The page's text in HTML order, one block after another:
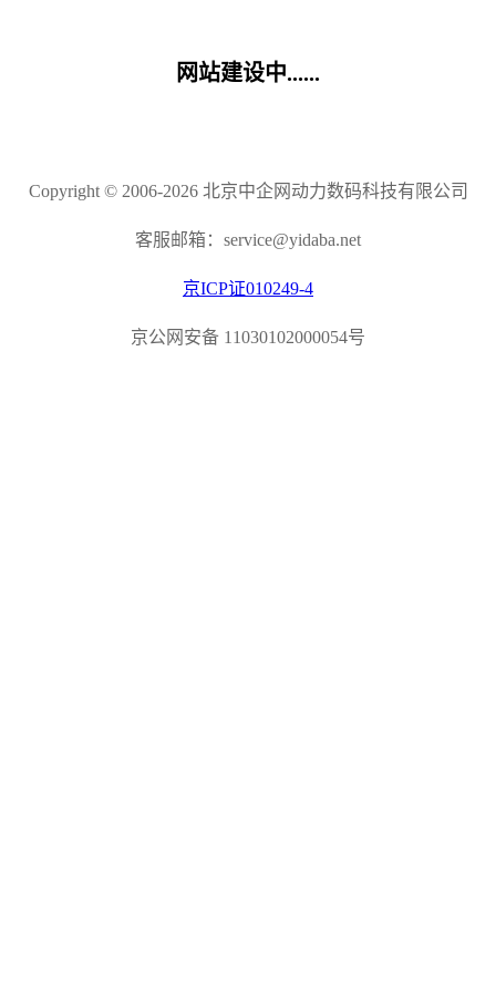
网站建设中......
Copyright © 2006-2026 北京中企网动力数码科技有限公司
客服邮箱：service@yidaba.net
京ICP证010249-4
京公网安备 11030102000054号